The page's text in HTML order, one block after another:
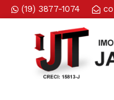
(19) 3877-1074